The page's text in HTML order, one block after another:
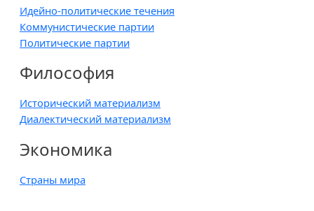
Идейно-политические течения
Коммунистические партии
Политические партии
Философия
Исторический материализм
Диалектический материализм
Экономика
Страны мира